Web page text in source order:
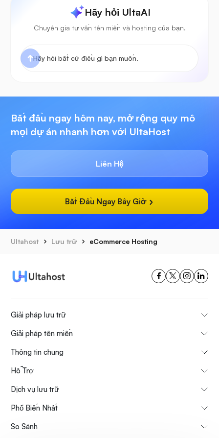
Hãy hỏi UltaAI
Chuyên gia tư vấn tên miền và hosting của bạn.
Bắt đầu ngay hôm nay, mở rộng quy mô
mọi dự án nhanh hơn với UltaHost
Liên Hệ
Bắt Đầu Ngay Bây Giờ
Ultahost Lưu trữ eCommerce Hosting
Giải pháp lưu trữ
Giải pháp tên miền
Thông tin chung
Hỗ Trợ
Dịch vụ lưu trữ
Phổ Biến Nhất
So Sánh